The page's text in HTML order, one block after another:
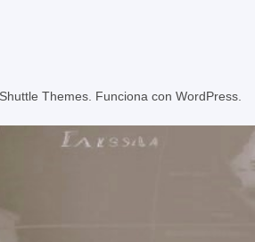
Shuttle Themes . Funciona con WordPress